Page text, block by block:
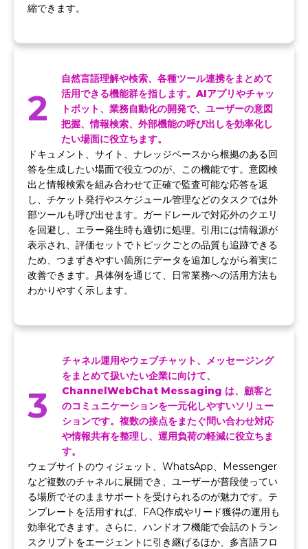
縮できます。
2
自然言語理解や検索、各種ツール連携をまとめて
活用できる機能群を指します。AIアプリやチャッ
トボット、業務自動化の開発で、ユーザーの意図
把握、情報検索、外部機能の呼び出しを効率化し
たい場面に役立ちます。
ドキュメント、サイト、ナレッジベースから根拠のある回
答を生成したい場面で役立つのが、この機能です。意図検
出と情報検索を組み合わせて正確で監査可能な応答を返
し、チケット発行やスケジュール管理などのタスクでは外
部ツールも呼び出せます。ガードレールで対応外のクエリ
を回避し、エラー発生時も適切に処理。引用には情報源が
表示され、評価セットでトピックごとの品質も追跡できる
ため、つまずきやすい箇所にデータを追加しながら着実に
改善できます。具体例を通じて、日常業務への活用方法も
わかりやすく示します。
3
チャネル運用やウェブチャット、メッセージング
をまとめて扱いたい企業に向けて、
ChannelWebChat Messaging は、顧客と
のコミュニケーションを一元化しやすいソリュー
ションです。複数の接点をまたぐ問い合わせ対応
や情報共有を整理し、運用負荷の軽減に役立ちま
す。
ウェブサイトのウィジェット、WhatsApp、Messenger
など複数のチャネルに展開でき、ユーザーが普段使ってい
る場所でそのままサポートを受けられるのが魅力です。テ
ンプレートを活用すれば、FAQ作成やリード獲得の運用も
効率化できます。さらに、ハンドオフ機能で会話のトラン
スクリプトをエージェントに引き継げるほか、多言語フロ